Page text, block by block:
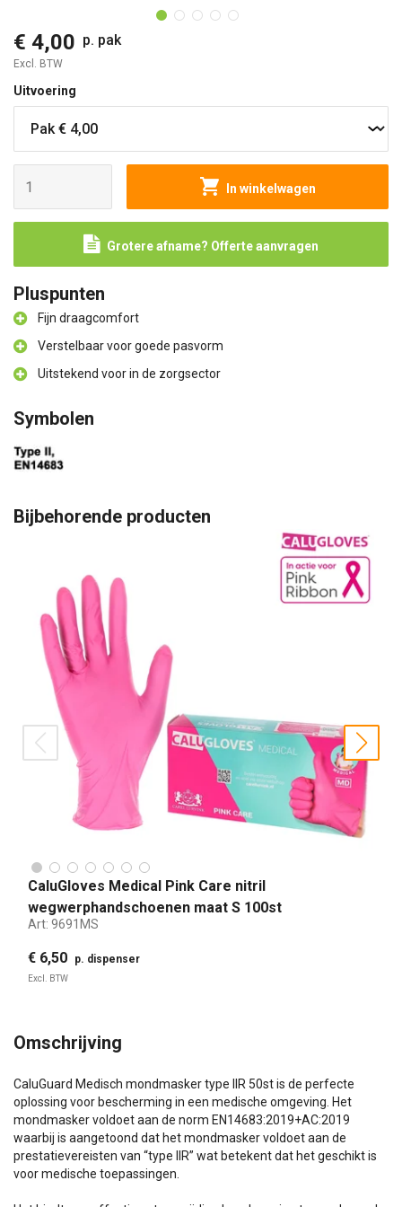
€ 4,00 p. pak
Excl. BTW
Uitvoering
In winkelwagen
Grotere afname? Offerte aanvragen
Pluspunten
Fijn draagcomfort
Verstelbaar voor goede pasvorm
Uitstekend voor in de zorgsector
Symbolen
Bijbehorende producten
CaluGloves Medical Pink Care nitril
wegwerphandschoenen maat S 100st
Art: 9691MS
€ 6,50 p. dispenser
Excl. BTW
prev next
Omschrijving
CaluGuard Medisch mondmasker type IIR 50st is de perfecte
oplossing voor bescherming in een medische omgeving. Het
mondmasker voldoet aan de norm EN14683:2019+AC:2019
waarbij is aangetoond dat het mondmasker voldoet aan de
prestatievereisten van “type IIR” wat betekent dat het geschikt is
voor medische toepassingen.